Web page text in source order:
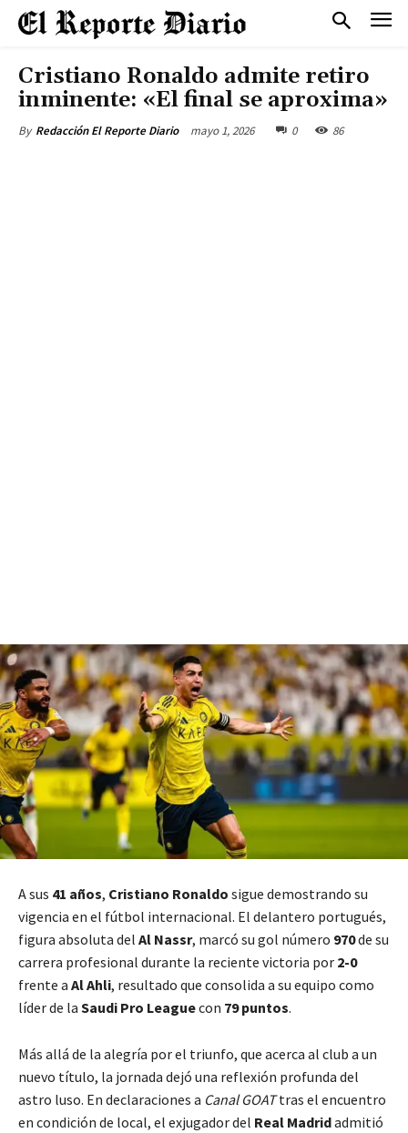
Cristiano Ronaldo admite retiro
inminente: «El final se aproxima»
By Redacción El Reporte Diario mayo 1, 2026 0 86
A sus 41 años, Cristiano Ronaldo sigue demostrando su
vigencia en el fútbol internacional. El delantero portugués,
figura absoluta del Al Nassr, marcó su gol número 970de su
carrera profesional durante la reciente victoria por 2-0
frente a Al Ahli, resultado que consolida a su equipo como
líder de la Saudi Pro Leaguecon 79 puntos.
Más allá de la alegría por el triunfo, que acerca al club a un
nuevo título, la jornada dejó una reflexión profunda del
astro luso. En declaraciones a Canal GOATtras el encuentro
en condición de local, el exjugador del Real Madridadmitió